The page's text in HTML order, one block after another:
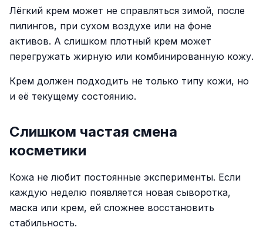
Лёгкий крем может не справляться зимой, после
пилингов, при сухом воздухе или на фоне
активов. А слишком плотный крем может
перегружать жирную или комбинированную кожу.
Крем должен подходить не только типу кожи, но
и её текущему состоянию.
Слишком частая смена
косметики
Кожа не любит постоянные эксперименты. Если
каждую неделю появляется новая сыворотка,
маска или крем, ей сложнее восстановить
стабильность.